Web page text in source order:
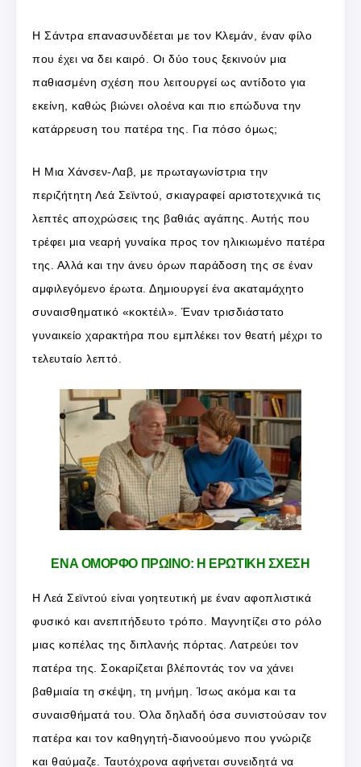
Η Σάντρα επανασυνδέεται με τον Κλεμάν, έναν φίλο
που έχει να δει καιρό. Οι δύο τους ξεκινούν μια
παθιασμένη σχέση που λειτουργεί ως αντίδοτο για
εκείνη, καθώς βιώνει ολοένα και πιο επώδυνα την
κατάρρευση του πατέρα της. Για πόσο όμως;
Η Μια Χάνσεν-Λαβ, με πρωταγωνίστρια την
περιζήτητη Λεά Σεϊντού, σκιαγραφεί αριστοτεχνικά τις
λεπτές αποχρώσεις της βαθιάς αγάπης. Αυτής που
τρέφει μια νεαρή γυναίκα προς τον ηλικιωμένο πατέρα
της. Αλλά και την άνευ όρων παράδοση της σε έναν
αμφιλεγόμενο έρωτα. Δημιουργεί ένα ακαταμάχητο
συναισθηματικό «κοκτέιλ». Έναν τρισδιάστατο
γυναικείο χαρακτήρα που εμπλέκει τον θεατή μέχρι το
τελευταίο λεπτό.
ΕΝΑ ΟΜΟΡΦΟ ΠΡΩΙΝΟ: Η ΕΡΩΤΙΚΗ ΣΧΕΣΗ
Η Λεά Σεϊντού είναι γοητευτική με έναν αφοπλιστικά
φυσικό και ανεπιτήδευτο τρόπο. Μαγνητίζει στο ρόλο
μιας κοπέλας της διπλανής πόρτας. Λατρεύει τον
πατέρα της. Σοκαρίζεται βλέποντάς τον να χάνει
βαθμιαία τη σκέψη, τη μνήμη. Ίσως ακόμα και τα
συναισθήματά του. Όλα δηλαδή όσα συνιστούσαν τον
πατέρα και τον καθηγητή-διανοούμενο που γνώριζε
και θαύμαζε. Ταυτόχρονα αφήνεται συνειδητά να